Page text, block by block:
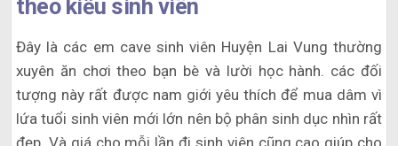
theo kiểu sinh viên
Đây là các em cave sinh viên Huyện Lai Vung thường
xuyên ăn chơi theo bạn bè và lười học hành. các đối
tượng này rất được nam giới yêu thích để mua dâm vì
lứa tuổi sinh viên mới lớn nên bộ phân sinh dục nhìn rất
đẹp. Và giá cho mỗi lần đi sinh viên cũng cao giúp cho